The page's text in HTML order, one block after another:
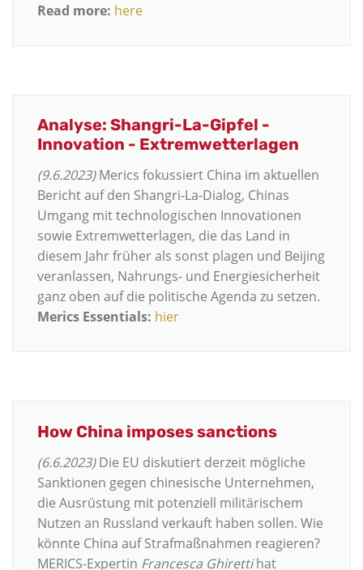
Read more: here
Analyse: Shangri-La-Gipfel -
Innovation - Extremwetterlagen
(9.6.2023)Merics fokussiert China im aktuellen
Bericht auf den Shangri-La-Dialog, Chinas
Umgang mit technologischen Innovationen
sowie Extremwetterlagen, die das Land in
diesem Jahr früher als sonst plagen und Beijing
veranlassen, Nahrungs- und Energiesicherheit
ganz oben auf die politische Agenda zu setzen.
Merics Essentials: hier
How China imposes sanctions
(6.6.2023)Die EU diskutiert derzeit mögliche
Sanktionen gegen chinesische Unternehmen,
die Ausrüstung mit potenziell militärischem
Nutzen an Russland verkauft haben sollen. Wie
könnte China auf Strafmaßnahmen reagieren?
MERICS-Expertin Francesca Ghirettihat